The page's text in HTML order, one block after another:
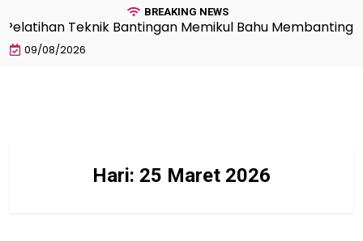
BREAKING NEWS
Teknik Bantingan Memikul Bahu Membanting
09/08/2026
Hari: 25 Maret 2026